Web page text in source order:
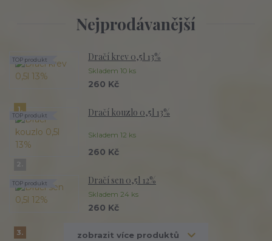
Nejprodávanější
1.
Dračí krev 0,5l 13%
Skladem 10 ks
TOP produkt
260 Kč
Dračí kouzlo 0,5l 13%
Skladem 12 ks
TOP produkt
260 Kč
3.
Dračí sen 0,5l 12%
Skladem 24 ks
TOP produkt
260 Kč
zobrazit více produktů